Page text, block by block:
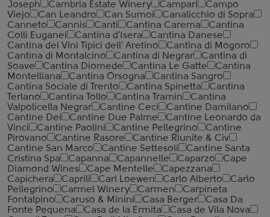
Joseph
Cambria Estate Winery Campari
Campo
Viejo
Can Leandro Can Sumoi
Canalicchio di Sopra
Canneto
Cannis Canti Cantina Carema
Cantina
Colli Euganei
Cantina d'Isera
Cantina Danese
Cantina dei Vini Tipici dell' Aretino
Cantina di Mogoro
Cantina di Montalcino
Cantina di Negrar
Cantina di
Soave
Cantina Diomede Cantina Le Gatte
Cantina
Montelliana
Cantina Orsogna
Cantina Sangro
Cantina Sociale di Trento
Cantina Spinetta
Cantina
Terlano
Cantina Tollo Cantina Tramin
Cantina
Valpolicella Negrar
Cantine Ceci
Cantine Damilano
Cantine Dei
Cantine Due Palme
Cantine Leonardo da
Vinci
Cantine Paolini Cantine Pellegrino
Cantine
Pirovano
Cantine Rasore
Cantine Riunite & Civ
Cantine San Marco
Cantine Settesoli
Cantinе Santa
Cristina Spa
Capanna Capannelle Caparzo
Cape
Diamond Wines
Cape Mentelle
Capezzana
Capichera
Caprili Carl Loewen Carlo Alberto
Carlo
Pellegrino
Carmel Winery Carmen
Carpineta
Fontalpino
Caruso & Minini Casa Berger
Casa Da
Fonte Pequena
Casa de la Ermita
Casa de Vila Nova